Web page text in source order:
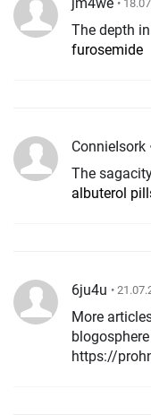
•
The depth
furosemide
ConnieIsork
The
albuterol
6ju4u •
More
https://